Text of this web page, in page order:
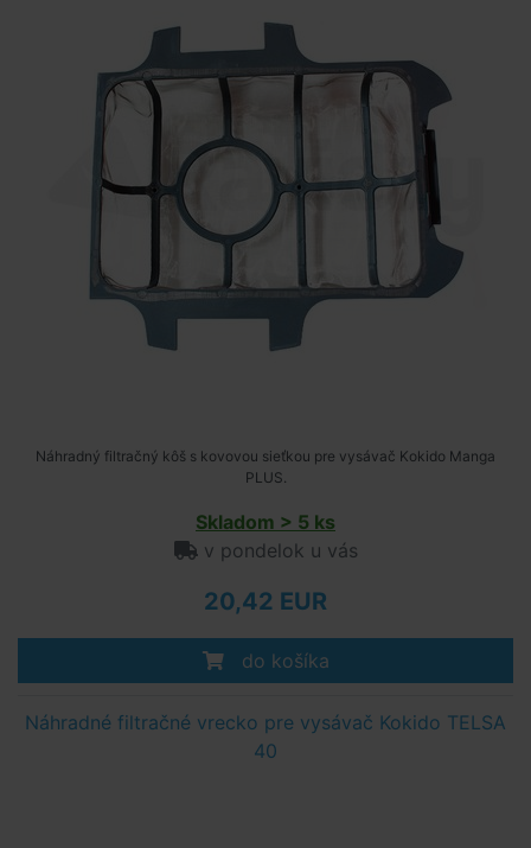
Náhradný filtračný kôš s kovovou sieťkou pre vysávač Kokido Manga
PLUS.
Skladom > 5 ks
v pondelok u vás
20,42 EUR
do košíka
Náhradné filtračné vrecko pre vysávač Kokido TELSA
40